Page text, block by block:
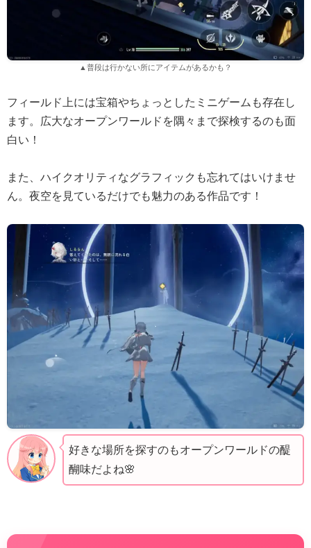
▲普段は行かない所にアイテムがあるかも？
フィールド上には宝箱やちょっとしたミニゲームも存在し
ます。広大なオープンワールドを隅々まで探検するのも面
白い！
また、ハイクオリティなグラフィックも忘れてはいけませ
ん。夜空を見ているだけでも魅力のある作品です！
好きな場所を探すのもオープンワールドの醍
醐味だよね🌸